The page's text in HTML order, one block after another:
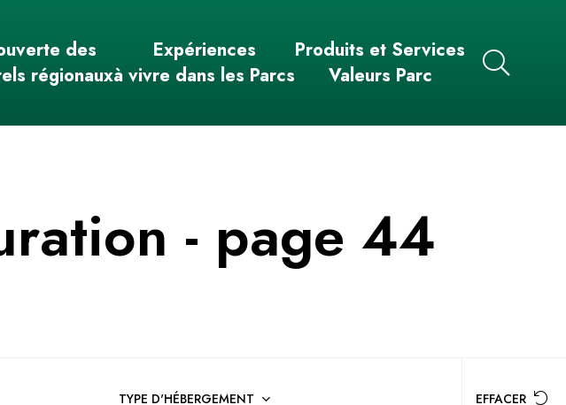
des
régionaux
Expériences
à vivre dans les Parcs
Produits et Services
Valeurs Parc
- page 44
TYPE D'HÉBERGEMENT EFFACER